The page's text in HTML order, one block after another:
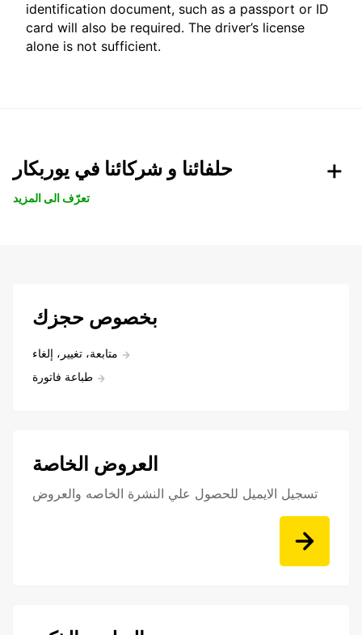
identification document, such as a passport or ID
card will also be required. The driver’s license
alone is not sufficient.
حلفائنا و شركائنا في يوربكار
تعرّف الى المزيد
بخصوص حجزك
متابعة، تغيير، إلغاء
طباعة فاتورة
العروض الخاصة
تسجيل الايميل للحصول علي النشرة الخاصه والعروض